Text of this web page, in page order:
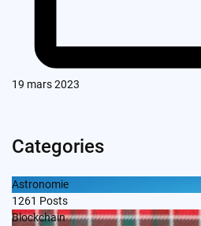
19 mars 2023
Categories
Astronomie
1261 Posts
Blockchain